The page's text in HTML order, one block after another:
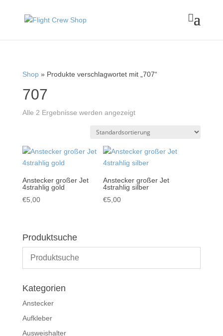

Shop» Produkte verschlagwortet mit „707“
707
Alle 2 Ergebnisse werden angezeigt
Anstecker großer Jet
4strahlig gold
€5,00
Anstecker großer Jet
4strahlig silber
€5,00
Produktsuche
Kategorien
Anstecker
Aufkleber
Ausweishalter